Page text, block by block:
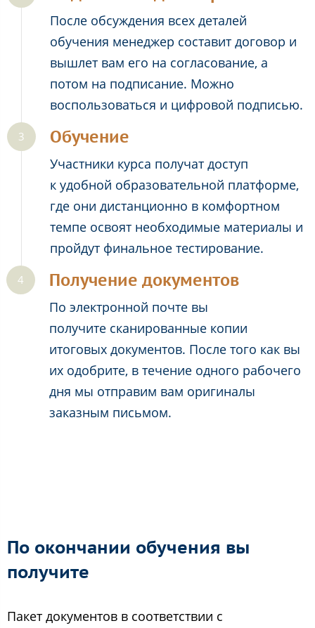
После обсуждения всех деталей
обучения менеджер составит договор и
вышлет вам его на согласование, а
потом на подписание. Можно
воспользоваться и цифровой подписью.
Обучение
Участники курса получат доступ
к удобной образовательной платформе,
где они дистанционно в комфортном
темпе освоят необходимые материалы и
пройдут финальное тестирование.
Получение документов
По электронной почте вы
получите сканированные копии
итоговых документов. После того как вы
их одобрите, в течение одного рабочего
дня мы отправим вам оригиналы
заказным письмом.
По окончании обучения вы
получите
Пакет документов в соответствии с